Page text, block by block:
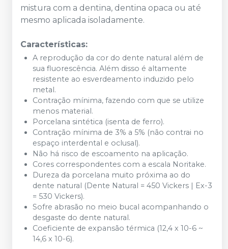
mistura com a dentina, dentina opaca ou até
mesmo aplicada isoladamente.
Características:
A reprodução da cor do dente natural além de
sua fluorescência. Além disso é altamente
resistente ao esverdeamento induzido pelo
metal.
Contração mínima, fazendo com que se utilize
menos material.
Porcelana sintética (isenta de ferro).
Contração mínima de 3% a 5% (não contrai no
espaço interdental e oclusal).
Não há risco de escoamento na aplicação.
Cores correspondentes com a escala Noritake.
Dureza da porcelana muito próxima ao do
dente natural (Dente Natural = 450 Vickers | Ex-3
= 530 Vickers).
Sofre abrasão no meio bucal acompanhando o
desgaste do dente natural.
Coeficiente de expansão térmica (12,4 x 10-6 ~
14,6 x 10-6).